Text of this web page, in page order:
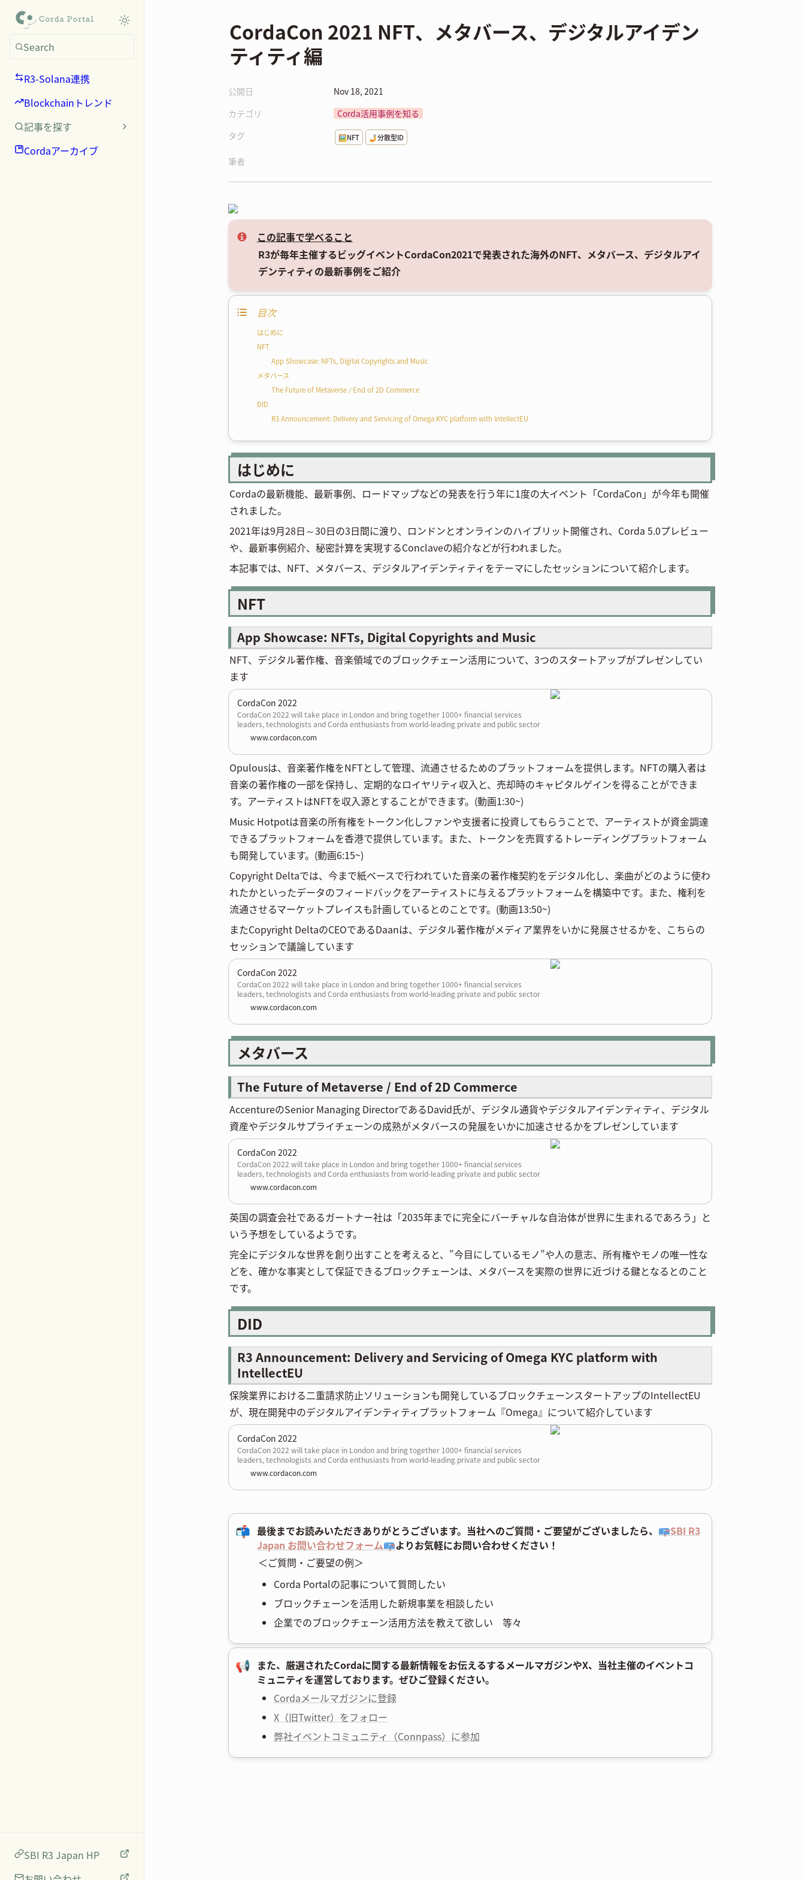
Search
R3-Solana連携
Blockchainトレンド
記事を探す
Cordaアーカイブ
SBI R3 Japan HP
CordaCon 2021 NFT、メタバース、デジタルアイデン
ティティ編
公開日
Nov 18, 2021
カテゴリ
Corda活用事例を知る
タグ
🖼️NFT 🤳分散型ID
筆者
この記事で学べること
R3が毎年主催するビッグイベントCordaCon2021で発表された海外のNFT、メタバース、デジタルアイ
デンティティの最新事例をご紹介
目次
はじめに
NFT
App Showcase: NFTs, Digital Copyrights and Music
メタバース
The Future of Metaverse / End of 2D Commerce
DID
R3 Announcement: Delivery and Servicing of Omega KYC platform with IntellectEU
はじめに
Cordaの最新機能、最新事例、ロードマップなどの発表を行う年に1度の大イベント「CordaCon」が今年も開催
されました。
2021年は9月28日～30日の3日間に渡り、ロンドンとオンラインのハイブリット開催され、Corda 5.0プレビュー
や、最新事例紹介、秘密計算を実現するConclaveの紹介などが行われました。
本記事では、NFT、メタバース、デジタルアイデンティティをテーマにしたセッションについて紹介します。
NFT
App Showcase: NFTs, Digital Copyrights and Music
NFT、デジタル著作権、音楽領域でのブロックチェーン活用について、3つのスタートアップがプレゼンしてい
ます
CordaCon 2022
CordaCon 2022 will take place in London and bring together 1000+ financial services
leaders, technologists and Corda enthusiasts from world-leading private and public sector
institutions to explore the latest topics impacting the new digital asset economy—
everything from CBDCs to DeFi. This year’s event will also provide more opportunities for
ecosystem participants to connect and network.
www.cordacon.com
Opulousは、音楽著作権をNFTとして管理、流通させるためのプラットフォームを提供します。NFTの購入者は
音楽の著作権の一部を保持し、定期的なロイヤリティ収入と、売却時のキャピタルゲインを得ることができま
す。アーティストはNFTを収入源とすることができます。(動画1:30~)
Music Hotpotは音楽の所有権をトークン化しファンや支援者に投資してもらうことで、アーティストが資金調達
できるプラットフォームを香港で提供しています。また、トークンを売買するトレーディングプラットフォーム
も開発しています。(動画6:15~)
Copyright Deltaでは、今まで紙ベースで行われていた音楽の著作権契約をデジタル化し、楽曲がどのように使わ
れたかといったデータのフィードバックをアーティストに与えるプラットフォームを構築中です。また、権利を
流通させるマーケットプレイスも計画しているとのことです。(動画13:50~)
またCopyright DeltaのCEOであるDaanは、デジタル著作権がメディア業界をいかに発展させるかを、こちらの
セッションで議論しています
CordaCon 2022
CordaCon 2022 will take place in London and bring together 1000+ financial services
leaders, technologists and Corda enthusiasts from world-leading private and public sector
institutions to explore the latest topics impacting the new digital asset economy—
everything from CBDCs to DeFi. This year’s event will also provide more opportunities for
ecosystem participants to connect and network.
www.cordacon.com
メタバース
The Future of Metaverse / End of 2D Commerce
AccentureのSenior Managing DirectorであるDavid氏が、デジタル通貨やデジタルアイデンティティ、デジタル
資産やデジタルサプライチェーンの成熟がメタバースの発展をいかに加速させるかをプレゼンしています
CordaCon 2022
CordaCon 2022 will take place in London and bring together 1000+ financial services
leaders, technologists and Corda enthusiasts from world-leading private and public sector
institutions to explore the latest topics impacting the new digital asset economy—
everything from CBDCs to DeFi. This year’s event will also provide more opportunities for
ecosystem participants to connect and network.
www.cordacon.com
英国の調査会社であるガートナー社は「2035年までに完全にバーチャルな自治体が世界に生まれるであろう」と
いう予想をしているようです。
完全にデジタルな世界を創り出すことを考えると、”今目にしているモノ”や人の意志、所有権やモノの唯一性な
どを、確かな事実として保証できるブロックチェーンは、メタバースを実際の世界に近づける鍵となるとのこと
です。
DID
R3 Announcement: Delivery and Servicing of Omega KYC platform with
IntellectEU
保険業界における二重請求防止ソリューションも開発しているブロックチェーンスタートアップのIntellectEU
が、現在開発中のデジタルアイデンティティプラットフォーム『Omega』について紹介しています
CordaCon 2022
CordaCon 2022 will take place in London and bring together 1000+ financial services
leaders, technologists and Corda enthusiasts from world-leading private and public sector
institutions to explore the latest topics impacting the new digital asset economy—
everything from CBDCs to DeFi. This year’s event will also provide more opportunities for
ecosystem participants to connect and network.
www.cordacon.com
📬 最後までお読みいただきありがとうございます。当社へのご質問・ご要望がございましたら、 📪SBI R3
Japan お問い合わせフォーム📪よりお気軽にお問い合わせください！
＜ご質問・ご要望の例＞
Corda Portalの記事について質問したい
ブロックチェーンを活用した新規事業を相談したい
企業でのブロックチェーン活用方法を教えて欲しい 等々
📢 また、厳選されたCordaに関する最新情報をお伝えるするメールマガジンやX、当社主催のイベントコ
ミュニティを運営しております。ぜひご登録ください。
Cordaメールマガジンに登録
X（旧Twitter）をフォロー
弊社イベントコミュニティ（Connpass）に参加